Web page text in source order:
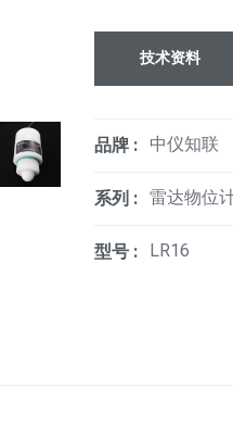
技术资料
品牌 : 中仪知联
系列 : 雷达物位
型号 : LR16